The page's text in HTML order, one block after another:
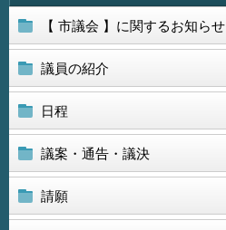
【 市議会 】に関するお知らせ
議員の紹介
日程
議案・通告・議決
請願